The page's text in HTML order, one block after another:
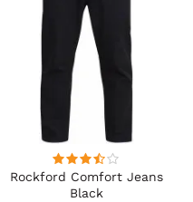
Rockford Comfort Jeans
Black